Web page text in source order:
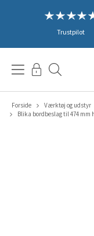
Trustpilot
Forside Værktøj og udstyr
Blika bordbeslag til 474 mm